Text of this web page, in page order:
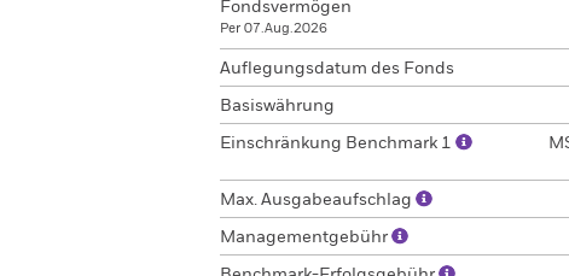
Fondsvermögen
Per 07.Aug.2026
Auflegungsdatum des Fonds
Basiswährung
Einschränkung Benchmark 1
Max. Ausgabeaufschlag
Managementgebühr